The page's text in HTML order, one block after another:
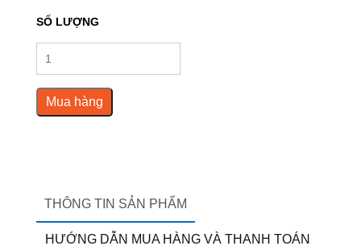
SỐ LƯỢNG
Mua hàng
THÔNG TIN SẢN PHẨM
HƯỚNG DẪN MUA HÀNG VÀ THANH TOÁN